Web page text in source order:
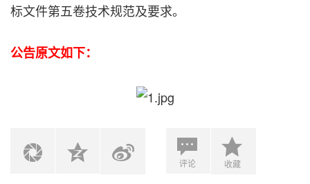
标文件第五卷技术规范及要求。
公告原文如下：
评论 收藏